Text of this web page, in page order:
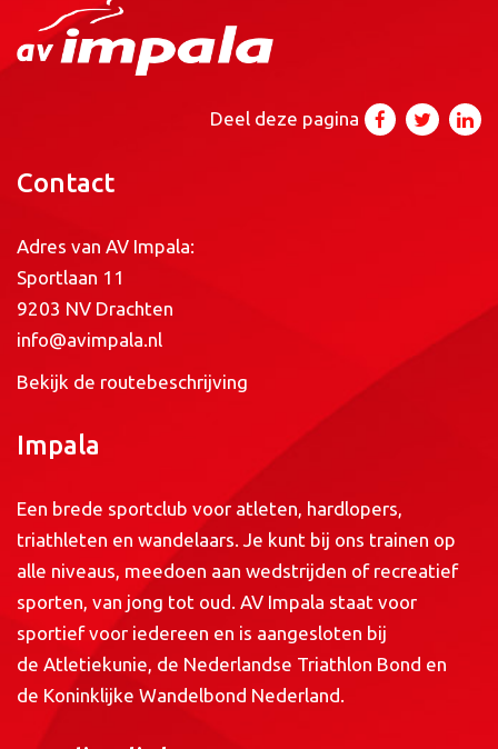
Deel deze pagina
Contact
Adres van AV Impala:
Sportlaan 11
9203 NV Drachten
info@avimpala.nl
Bekijk de routebeschrijving
Impala
Een brede sportclub voor atleten, hardlopers,
triathleten en wandelaars. Je kunt bij ons trainen op
alle niveaus, meedoen aan wedstrijden of recreatief
sporten, van jong tot oud. AV Impala staat voor
sportief voor iedereen en is aangesloten bij
de Atletiekunie, de Nederlandse Triathlon Bond en
de Koninklijke Wandelbond Nederland.